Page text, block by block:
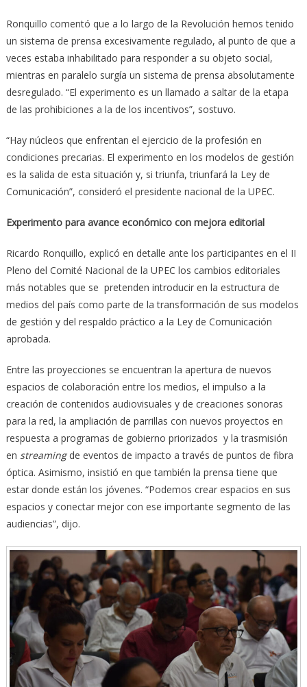
Ronquillo comentó que a lo largo de la Revolución hemos tenido
un sistema de prensa excesivamente regulado, al punto de que a
veces estaba inhabilitado para responder a su objeto social,
mientras en paralelo surgía un sistema de prensa absolutamente
desregulado. “El experimento es un llamado a saltar de la etapa
de las prohibiciones a la de los incentivos”, sostuvo.
“Hay núcleos que enfrentan el ejercicio de la profesión en
condiciones precarias. El experimento en los modelos de gestión
es la salida de esta situación y, si triunfa, triunfará la Ley de
Comunicación”, consideró el presidente nacional de la UPEC.
Experimento para avance económico con mejora editorial
Ricardo Ronquillo, explicó en detalle ante los participantes en el II
Pleno del Comité Nacional de la UPEC los cambios editoriales
más notables que se pretenden introducir en la estructura de
medios del país como parte de la transformación de sus modelos
de gestión y del respaldo práctico a la Ley de Comunicación
aprobada.
Entre las proyecciones se encuentran la apertura de nuevos
espacios de colaboración entre los medios, el impulso a la
creación de contenidos audiovisuales y de creaciones sonoras
para la red, la ampliación de parrillas con nuevos proyectos en
respuesta a programas de gobierno priorizados y la trasmisión
en streamingde eventos de impacto a través de puntos de fibra
óptica. Asimismo, insistió en que también la prensa tiene que
estar donde están los jóvenes. “Podemos crear espacios en sus
espacios y conectar mejor con ese importante segmento de las
audiencias”, dijo.